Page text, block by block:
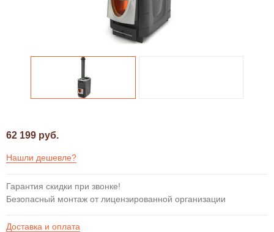
62 199 руб.
Нашли дешевле?
Гарантия скидки при звонке!
Безопасный монтаж от лицензированной организации
Доставка и оплата